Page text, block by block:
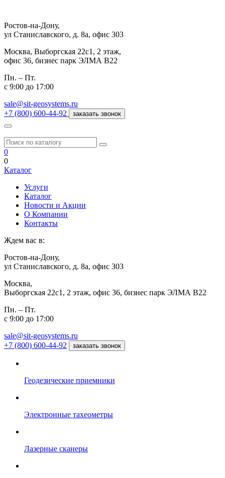
Ростов-на-Дону,
ул Станиславского, д. 8а, офис 303
Москва, Выборгская 22с1, 2 этаж,
офис 36, бизнес парк ЭЛМА В22
Пн. – Пт.
с 9:00 до 17:00
sale@sit-geosystems.ru
+7 (800) 600-44-92
заказать звонок
0
0
Каталог
Услуги
Каталог
Новости и Акции
О Компании
Контакты
Ждем вас в:
Ростов-на-Дону,
ул Станиславского, д. 8а, офис 303
Москва,
Выборгская 22с1, 2 этаж, офис 36, бизнес парк ЭЛМА В22
Пн. – Пт.
с 9:00 до 17:00
sale@sit-geosystems.ru
+7 (800) 600-44-92
заказать звонок
Геодезические приемники
Электронные тахеометры
Лазерные сканеры